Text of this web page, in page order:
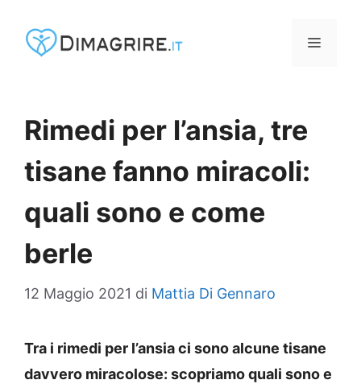
MENU
Rimedi per l’ansia, tre
tisane fanno miracoli:
quali sono e come
berle
12 Maggio 2021 di Mattia Di Gennaro
Tra i rimedi per l’ansia ci sono alcune tisane
davvero miracolose: scopriamo quali sono e